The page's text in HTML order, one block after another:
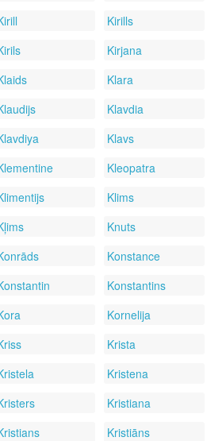
Kirills
Kirjana
Klara
Klavdia
Klavs
Kleopatra
Klims
Knuts
Konstance
Konstantins
Kornelija
Krista
Kristena
Kristiana
Kristiāns